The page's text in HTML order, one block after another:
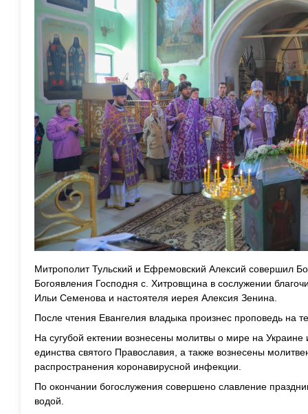
Митрополит Тульский и Ефремовский Алексий совершил
Богоявления Господня с. Хитровщина в сослужении
Ильи Семенова и настоятеля иерея Алексия Зенина.
После чтения Евангелия владыка произнес проповедь на
На сугубой ектении вознесены молитвы о мире на
единства святого Православия, а также вознесены
распространения коронавирусной инфекции.
По окончании богослужения совершено славление
водой.